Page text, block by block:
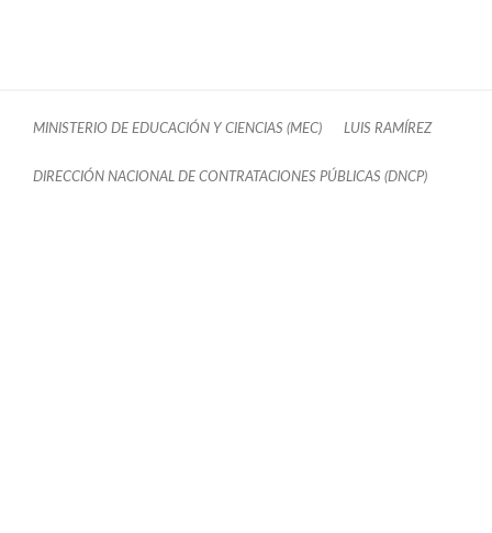
MINISTERIO DE EDUCACIÓN Y CIENCIAS (MEC) LUIS RAMÍREZ
DIRECCIÓN NACIONAL DE CONTRATACIONES PÚBLICAS (DNCP)